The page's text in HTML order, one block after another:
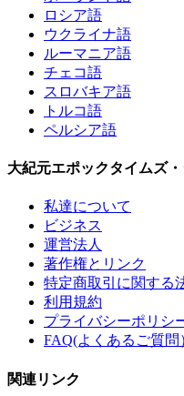
ロシア語
ウクライナ語
ルーマニア語
チェコ語
スロバキア語
トルコ語
ペルシア語
大紀元エポックタイムズ
私達について
ビジネス
運営法人
著作権とリンク
特定商取引に関する
利用規約
プライバシーポリシ
FAQ(よくあるご質問
関連リンク